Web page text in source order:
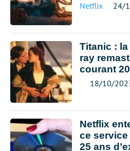
Netflix 24/
Titanic :
ray
courant
18/10/
Netflix
ce
25 ans